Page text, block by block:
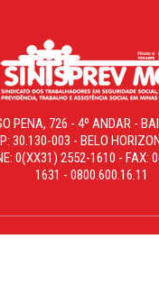
PENA, 726 - 4º ANDAR -
30.130-003 - BELO
0(XX31) 2552-1610 - FAX:
1631 - 0800.600.16.11